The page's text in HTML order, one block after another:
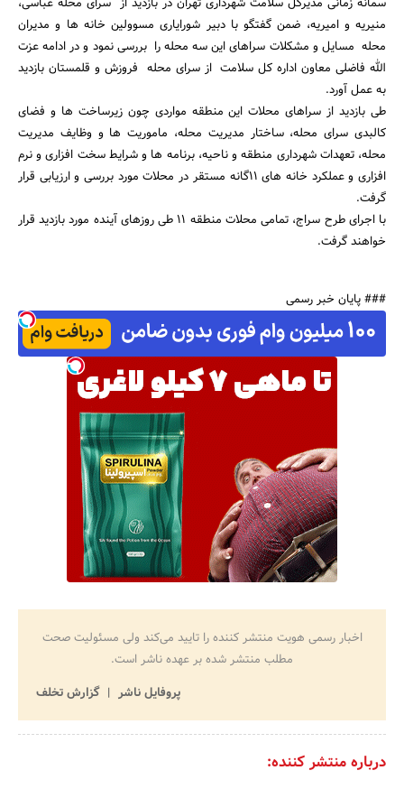
جستجو
سمانه زمانی مدیرکل سلامت شهرداری تهران در بازدید از سرای محله عباسی،
منیریه و امیریه، ضمن گفتگو با دبیر شورایاری مسوولین خانه ها و مدیران
محله مسایل و مشکلات سراهای این سه محله را بررسی نمود و در ادامه عزت
الله فاضلی معاون اداره کل سلامت از سرای محله فروزش و قلمستان بازدید
به عمل آورد.
طی بازدید از سراهای محلات این منطقه مواردی چون زیرساخت ها و فضای
کالبدی سرای محله، ساختار مدیریت محله، ماموریت ها و وظایف مدیریت
محله، تعهدات شهرداری منطقه و ناحیه، برنامه ها و شرایط سخت افزاری و نرم
افزاری و عملکرد خانه های 11گانه مستقر در محلات مورد بررسی و ارزیابی قرار
گرفت.
با اجرای طرح سراج، تمامی محلات منطقه 11 طی روزهای آینده مورد بازدید قرار
خواهند گرفت.
### پایان خبر رسمی
اخبار رسمی هویت منتشر کننده را تایید می‌کند ولی مسئولیت صحت
مطلب منتشر شده بر عهده ناشر است.
پروفایل ناشر
گزارش تخلف
درباره منتشر کننده: